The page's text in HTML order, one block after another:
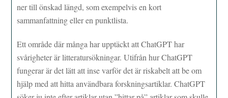
ner till önskad längd, som exempelvis en kort
sammanfattning eller en punktlista.
Ett område där många har upptäckt att ChatGPT har
svårigheter är litteratursökningar. Utifrån hur ChatGPT
fungerar är det lätt att inse varför det är riskabelt att be om
hjälp med att hitta användbara forskningsartiklar. ChatGPT